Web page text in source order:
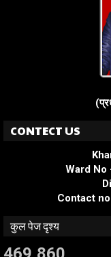
CONTECT US
Ward No
Contact
कुल पेज दृश्य